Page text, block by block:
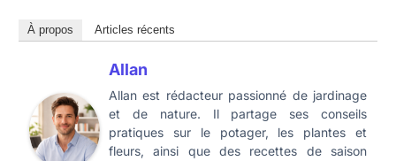
À propos Articles récents
Allan
Allan est rédacteur passionné de jardinage
et de nature. Il partage ses conseils
pratiques sur le potager, les plantes et
fleurs, ainsi que des recettes de saison